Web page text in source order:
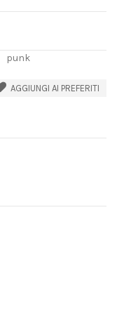
punk
AGGIUNGI AI PREFERITI